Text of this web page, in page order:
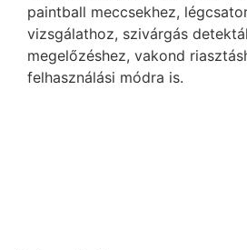
paintball meccsekhez,
vizsgálathoz, szivárgás
megelőzéshez, vakond
felhasználási módra is.